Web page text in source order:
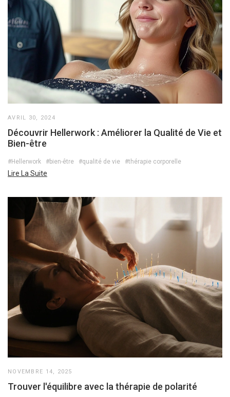
AVRIL 30, 2024
Découvrir Hellerwork : Améliorer la Qualité de Vie et
Bien-être
#Hellerwork #bien-être #qualité de vie #thérapie corporelle
Lire La Suite
NOVEMBRE 14, 2025
Trouver l'équilibre avec la thérapie de polarité